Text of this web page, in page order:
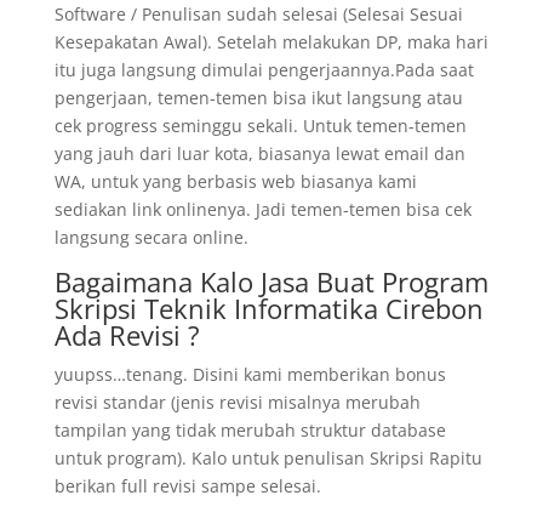
Software / Penulisan sudah selesai (Selesai Sesuai
Kesepakatan Awal). Setelah melakukan DP, maka hari
itu juga langsung dimulai pengerjaannya.Pada saat
pengerjaan, temen-temen bisa ikut langsung atau
cek progress seminggu sekali. Untuk temen-temen
yang jauh dari luar kota, biasanya lewat email dan
WA, untuk yang berbasis web biasanya kami
sediakan link onlinenya. Jadi temen-temen bisa cek
langsung secara online.
Bagaimana Kalo Jasa Buat Program
Skripsi Teknik Informatika Cirebon
Ada Revisi ?
yuupss…tenang. Disini kami memberikan bonus
revisi standar (jenis revisi misalnya merubah
tampilan yang tidak merubah struktur database
untuk program). Kalo untuk penulisan Skripsi Rapitu
berikan full revisi sampe selesai.